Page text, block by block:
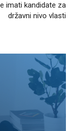
imati kandidate za
državni nivo vlasti